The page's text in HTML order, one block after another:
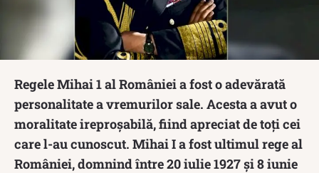
Regele Mihai 1 al României a fost o adevărată
personalitate a vremurilor sale. Acesta a avut o
moralitate ireproșabilă, fiind apreciat de toți cei
care l-au cunoscut. Mihai I a fost ultimul rege al
României, domnind între 20 iulie 1927 și 8 iunie